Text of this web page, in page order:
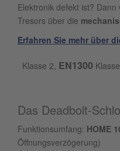
Elektronik defekt ist?
Tresors über die
Erfahren Sie mehr über
Klasse 2, EN1300
Das Deadbolt-
Funktionsumfang: HOME
Öffnungsverzögerung)